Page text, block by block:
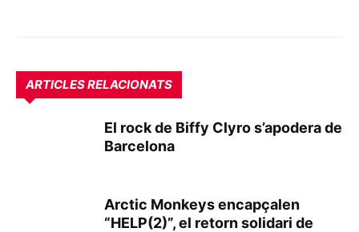
ARTICLES RELACIONATS
El rock de Biffy Clyro s’apodera de
Barcelona
Arctic Monkeys encapçalen
“HELP(2)”, el retorn solidari de